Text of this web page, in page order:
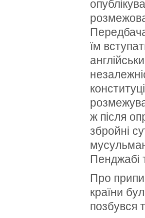
їм
ж після
збройні
Пенджабі
Про
країни
позбувся